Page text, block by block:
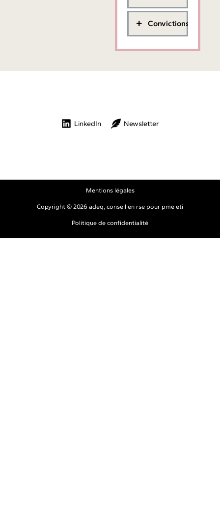
Convictions
LinkedIn Newsletter
Mentions légales
Copyright © 2026 adeq, conseil en rse pour pme eti
Politique de confidentialité